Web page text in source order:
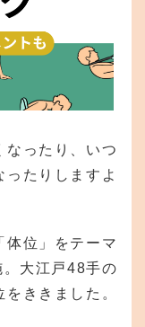
なったり、いつ
ったりしますよ
体位」をテーマ
大江戸48手の
ききました。